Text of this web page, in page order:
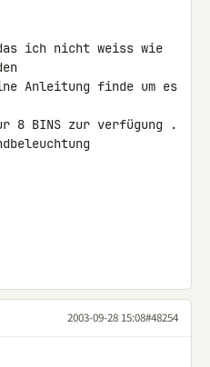
ich nicht weiss wie
Anleitung finde um es
8 BINS zur verfügung .
2003-09-28 15:08#48254